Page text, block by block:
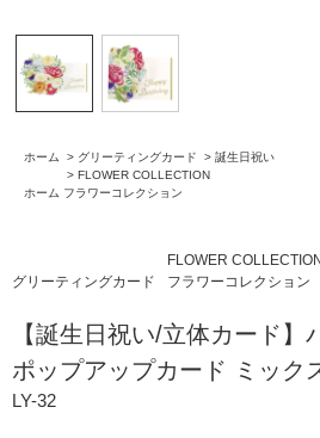
ホーム > グリーティングカード > 誕生日祝い
ホーム
> FLOWER COLLECTION
フラワーコレクション
グリーティングカード
FLOWER COLLECTION
フラワーコレクション
【誕生日祝い/立体カード】
ポップアップカード ミック
LY-32